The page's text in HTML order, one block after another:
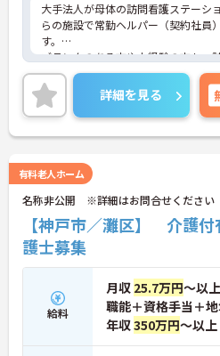
大手法人が母体の訪問看護ステーシ
らの施設で常勤ヘルパー（契約社員
す。
ブランクのある方や未経験の方も、
ての方でも、安心して訪問出来るよ
行研修があります！介護福祉士を目
は、資格所得支援もあります！
明るく元気に利用者様と接していた
中です。
録・お問い合わせください。
詳細を見る
有料老人ホーム
名称非公開 ※詳細はお問合せください
【神戸市／灘区】 介護
護士募集
給料
月収 25.7万円～以
職能＋資格手当＋地
年収350万円～以上